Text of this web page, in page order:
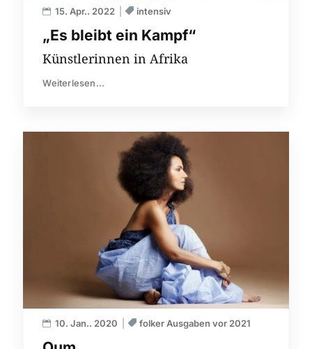
„Es bleibt ein Kampf“
15. Apr.. 2022 intensiv
Künstlerinnen in Afrika
Weiterlesen...
10. Jan.. 2020 folker Ausgaben vor 2021